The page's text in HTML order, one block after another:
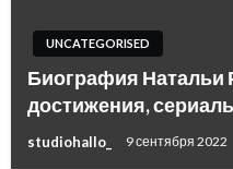
UNCATEGORISED
Биография Натальи
достижения,
studiohallo_ 9 сентября 2022